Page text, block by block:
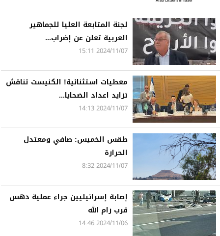
لجنة المتابعة العليا للجماهير
العربية تعلن عن إضراب...
2024/11/07 15:11
معطيات استثنائية! الكنيست تناقش
تزايد اعداد الضحايا...
2024/11/07 14:13
طقس الخميس: صافي ومعتدل
الحرارة
2024/11/07 8:32
إصابة إسرائيليين جراء عملية دهس
قرب رام الله
2024/11/06 14:46